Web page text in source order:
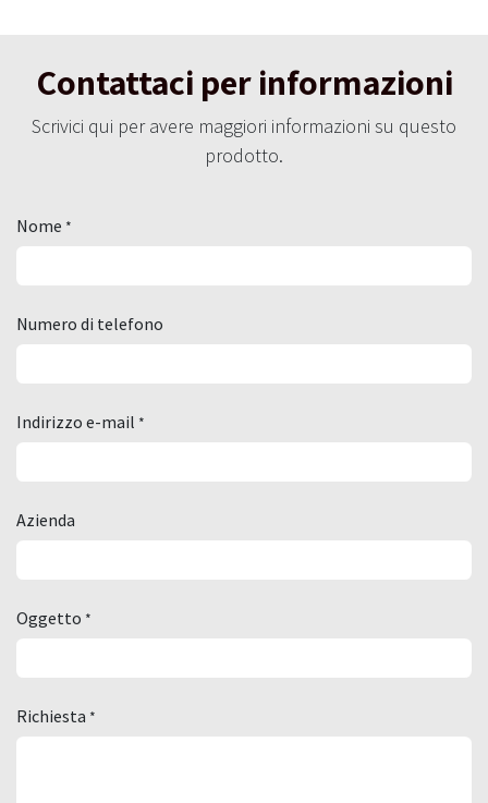
Contattaci per informazioni
Scrivici qui per avere maggiori informazioni su questo
prodotto.
Nome *
Numero di telefono
Indirizzo e-mail *
Azienda
Oggetto *
Richiesta *